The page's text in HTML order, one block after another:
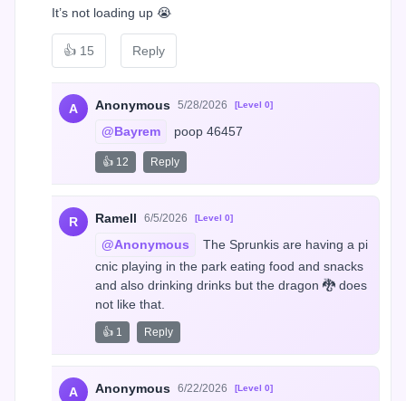
It’s not loading up 😭
👍 15 Reply
A Anonymous 5/28/2026 [Level 0]
@Bayrem poop 46457
👍 12 Reply
R Ramell 6/5/2026 [Level 0]
@Anonymous
The Sprunkis are having a pi
cnic playing in the park eating food and snacks
and also drinking drinks but the dragon 🐉 does
not like that.
👍 1 Reply
A Anonymous 6/22/2026 [Level 0]